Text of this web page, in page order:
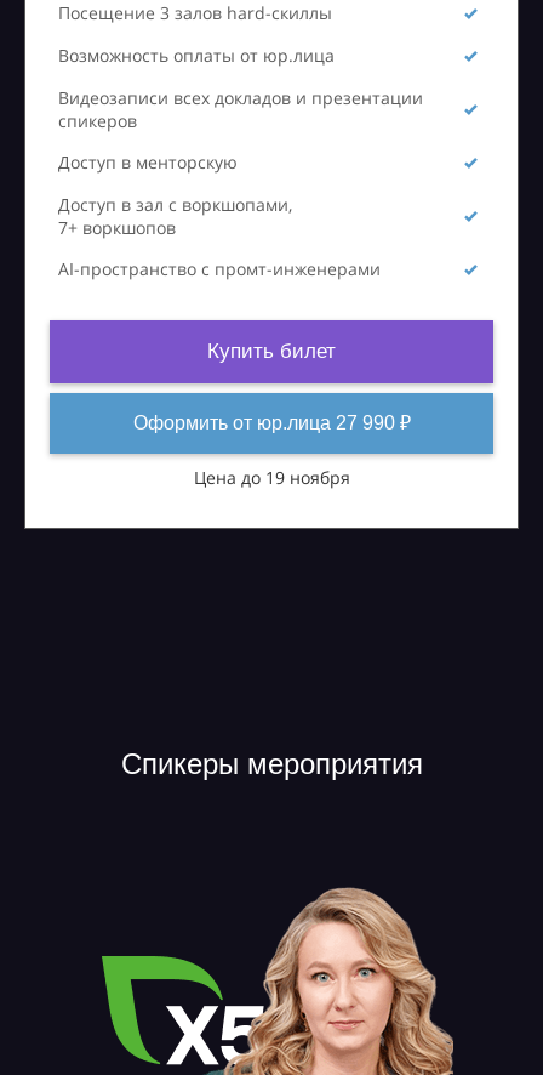
Посещение 3 залов hard-скиллы
Возможность оплаты от юр.лица
Видеозаписи всех докладов и презентации
спикеров
Доступ в менторскую
Доступ в зал с воркшопами,
7+ воркшопов
AI-пространство с промт-инженерами
Купить билет
Оформить от юр.лица 27 990 ₽
Цена до 19 ноября
Спикеры мероприятия